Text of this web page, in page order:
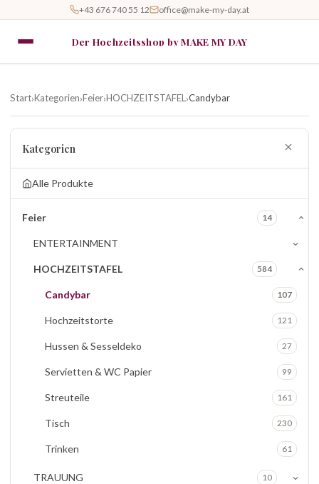
+43 676 740 55 12 office@make-my-day.at
Der Hochzeitsshop by MAKE MY DAY
Start›Kategorien›Feier›HOCHZEITSTAFEL ›Candybar
Kategorien
Alle Produkte
Feier 14
ENTERTAINMENT
HOCHZEITSTAFEL 584
Candybar 107
Hochzeitstorte 121
Hussen & Sesseldeko 27
Servietten & WC Papier 99
Streuteile 161
Tisch 230
Trinken 61
TRAUUNG 10